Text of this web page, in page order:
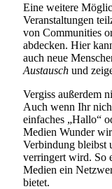
Eine weitere
Veranstaltungen
von Communities
abdecken. Hier
auch neue
Austausch und
Vergiss außerdem
Auch wenn Ihr
einfaches „Hallo“
Medien Wunder
Verbindung bleibst
verringert wird. So
Medien ein
bietet.